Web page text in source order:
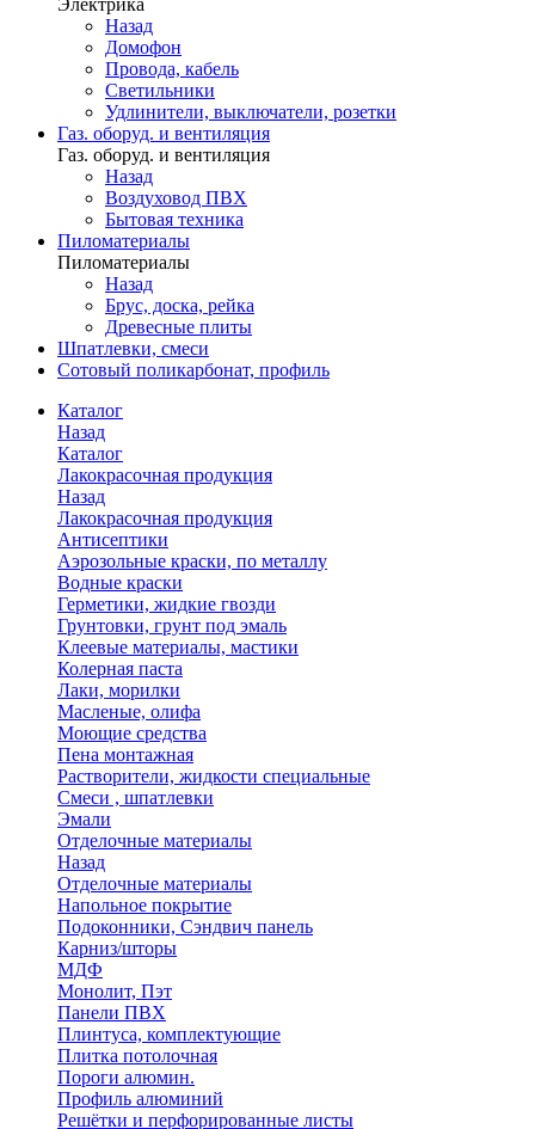
Электрика
Назад
Домофон
Провода, кабель
Светильники
Удлинители, выключатели, розетки
Газ. оборуд. и вентиляция
Газ. оборуд. и вентиляция
Назад
Воздуховод ПВХ
Бытовая техника
Пиломатериалы
Пиломатериалы
Назад
Брус, доска, рейка
Древесные плиты
Шпатлевки, смеси
Сотовый поликарбонат, профиль
Каталог
Назад
Каталог
Лакокрасочная продукция
Назад
Лакокрасочная продукция
Антисептики
Аэрозольные краски, по металлу
Водные краски
Герметики, жидкие гвозди
Грунтовки, грунт под эмаль
Клеевые материалы, мастики
Колерная паста
Лаки, морилки
Масленые, олифа
Моющие средства
Пена монтажная
Растворители, жидкости специальные
Смеси , шпатлевки
Эмали
Отделочные материалы
Назад
Отделочные материалы
Напольное покрытие
Подоконники, Сэндвич панель
Карниз/шторы
МДФ
Монолит, Пэт
Панели ПВХ
Плинтуса, комплектующие
Плитка потолочная
Пороги алюмин.
Профиль алюминий
Решётки и перфорированные листы